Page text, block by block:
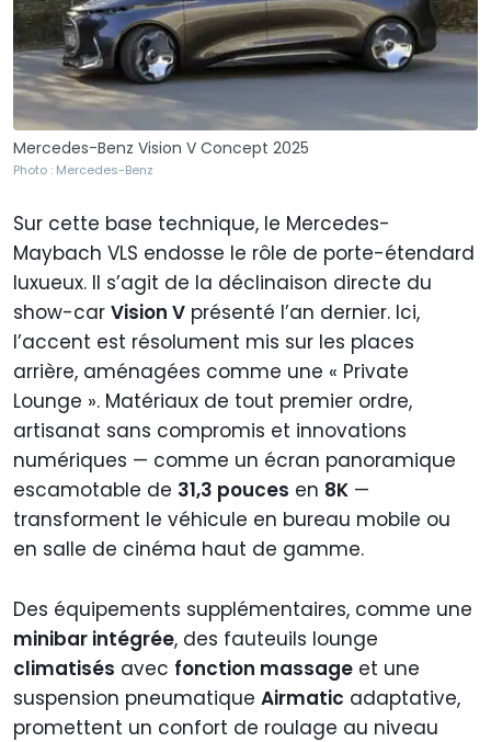
Mercedes-Benz Vision V Concept 2025
Photo : Mercedes-Benz
Sur cette base technique, le Mercedes-
Maybach VLS endosse le rôle de porte-étendard
luxueux. Il s’agit de la déclinaison directe du
show-car Vision V présenté l’an dernier. Ici,
l’accent est résolument mis sur les places
arrière, aménagées comme une « Private
Lounge ». Matériaux de tout premier ordre,
artisanat sans compromis et innovations
numériques — comme un écran panoramique
escamotable de 31,3 pouces en 8K —
transforment le véhicule en bureau mobile ou
en salle de cinéma haut de gamme.
Des équipements supplémentaires, comme une
minibar intégrée, des fauteuils lounge
climatisés avec fonction massage et une
suspension pneumatique Airmatic adaptative,
promettent un confort de roulage au niveau